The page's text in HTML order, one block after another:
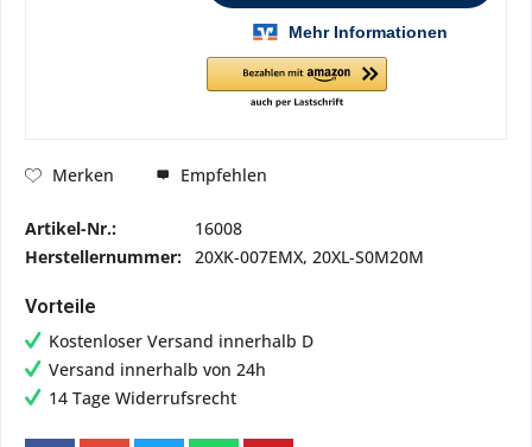
Merken Empfehlen
Artikel-Nr.:
16008
Herstellernummer:
20XK-007EMX, 20XL-S0M20M
Vorteile
Kostenloser Versand innerhalb D
Versand innerhalb von 24h
14 Tage Widerrufsrecht